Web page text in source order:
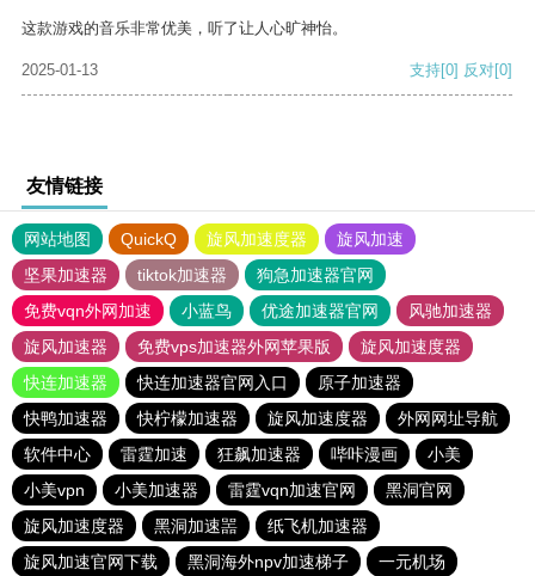
这款游戏的音乐非常优美，听了让人心旷神怡。
2025-01-13 支持[0] 反对[0]
友情链接
网站地图 QuickQ 旋风加速度器
旋风加速
坚果加速器
tiktok加速器
狗急加速器官网
免费vqn外网加速
小蓝鸟 优途加速器官网
风驰加速器
旋风加速器
免费vps加速器外网苹果版
旋风加速度器
快连加速器
快连加速器官网入口
原子加速器
快鸭加速器
快柠檬加速器 旋风加速度器
外网网址导航
软件中心
雷霆加速 狂飙加速器 哔咔漫画
小美
小美vpn
小美加速器 雷霆vqn加速官网
黑洞官网
旋风加速度器
黑洞加速噐
纸飞机加速器
旋风加速官网下载
黑洞海外npv加速梯子
一元机场